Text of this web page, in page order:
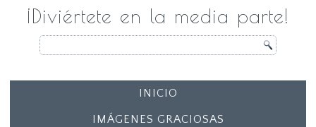
¡Diviértete en la media parte!
INICIO
IMÁGENES GRACIOSAS